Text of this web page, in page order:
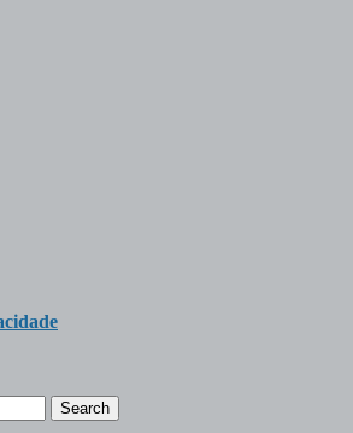
Search